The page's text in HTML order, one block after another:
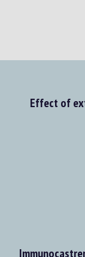
Effect of